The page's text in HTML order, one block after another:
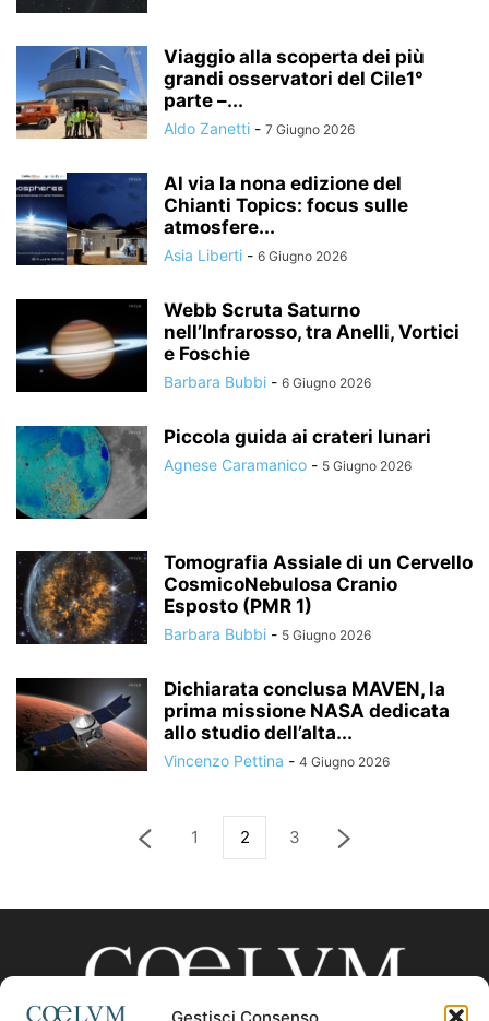
Gestisci Consenso
Viaggio alla scoperta dei più
grandi osservatori del Cile1°
parte –...
Aldo Zanetti - 7 Giugno 2026
Al via la nona edizione del
Chianti Topics: focus sulle
atmosfere...
Asia Liberti - 6 Giugno 2026
Webb Scruta Saturno
nell’Infrarosso, tra Anelli, Vortici
e Foschie
Barbara Bubbi - 6 Giugno 2026
Piccola guida ai crateri lunari
Agnese Caramanico - 5 Giugno 2026
Tomografia Assiale di un Cervello
CosmicoNebulosa Cranio
Esposto (PMR 1)
Barbara Bubbi - 5 Giugno 2026
Dichiarata conclusa MAVEN, la
prima missione NASA dedicata
allo studio dell’alta...
Vincenzo Pettina - 4 Giugno 2026
1 2 3